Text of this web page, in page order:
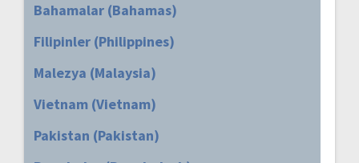
Bahamalar (Bahamas)
Filipinler (Philippines)
Malezya (Malaysia)
Vietnam (Vietnam)
Pakistan (Pakistan)